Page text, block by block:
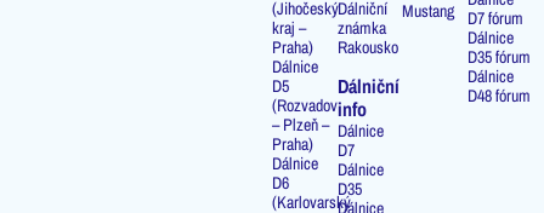
(Jihočeský
kraj –
Praha)
Dálnice
D5
(Rozvadov
– Plzeň –
Praha)
Dálnice
D6
(Karlovarský
Dálniční
známka
Rakousko
Dálniční
info
Dálnice
D7
Dálnice
D35
Dálnice
Mustang
D7 fórum
Dálnice
D35 fórum
Dálnice
D48 fórum